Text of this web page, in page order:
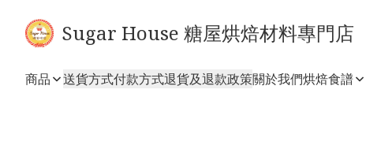
Sugar House 糖屋烘焙材料專門店
商品 送貨方式付款方式退貨及退款政策關於我們烘焙食譜